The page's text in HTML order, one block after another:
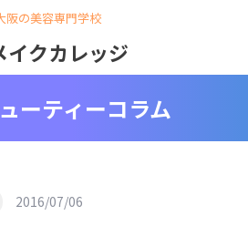
阪の美容専門学校
イクカレッジ
ーティーコラム
2016/07/06